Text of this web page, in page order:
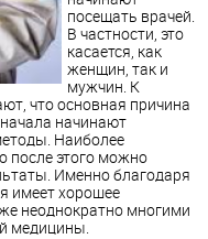
посещать врачей.
В частности, это
касается, как
женщин, так и
мужчин. К
что основная причина
начинают
Наиболее
после этого можно
Именно благодаря
имеет хорошее
неоднократно многими
медицины.